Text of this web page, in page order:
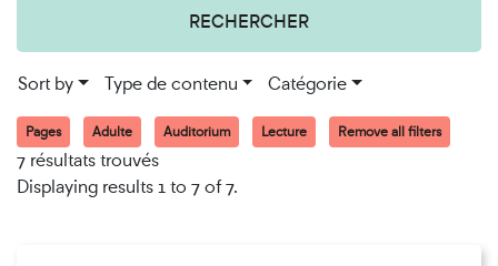
RECHERCHER
Sort by Type de contenu Catégorie
Pages Adulte Auditorium Lecture Remove all filters
7 résultats trouvés
Displaying results 1 to 7 of 7.